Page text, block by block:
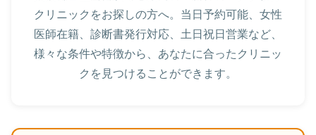
クリニックをお探しの方へ。当日予約可能、女性
医師在籍、診断書発行対応、土日祝日営業など、
様々な条件や特徴から、あなたに合ったクリニッ
クを見つけることができます。